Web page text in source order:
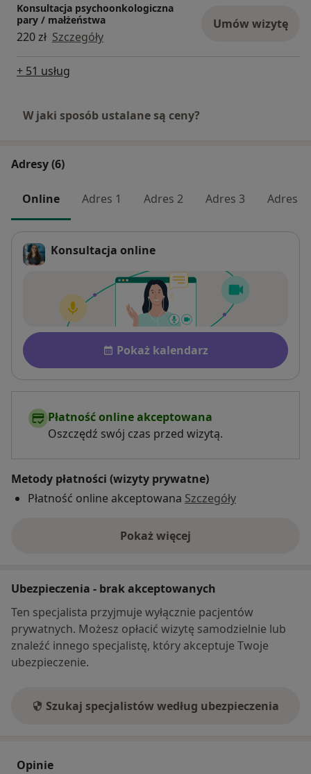
Konsultacja psychoonkologiczna
pary / małżeństwa
220 zł Szczegóły
Umów wizytę
+ 51 usług
W jaki sposób ustalane są ceny?
Adresy (6)
Online Adres 1 Adres 2 Adres 3 Adres 4
Konsultacja online
Dostępność
Pokaż kalendarz
Płatność online akceptowana
Oszczędź swój czas przed wizytą.
Metody płatności (wizyty prywatne)
Płatność online akceptowana Szczegóły
Pokaż więcej
o adresie
Ubezpieczenia - brak akceptowanych
Ten specjalista przyjmuje wyłącznie pacjentów
prywatnych. Możesz opłacić wizytę samodzielnie lub
znaleźć innego specjalistę, który akceptuje Twoje
ubezpieczenie.
Szukaj specjalistów według ubezpieczenia
Opinie